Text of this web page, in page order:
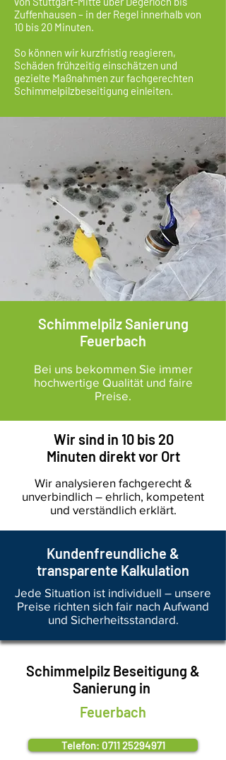
Zuffenhausen – in der Regel innerhalb von
10 bis 20 Minuten.
So können wir kurzfristig reagieren,
Schäden frühzeitig einschätzen und
gezielte Maßnahmen zur fachgerechten
Schimmelpilzbeseitigung einleiten.
Schimmelpilz Sanierung
Feuerbach
Bei uns bekommen Sie immer
hochwertige Qualität und faire
Preise.
Wir sind in 10 bis 20
Minuten direkt vor Ort
Wir analysieren fachgerecht &
unverbindlich – ehrlich, kompetent
und verständlich erklärt.
Kundenfreundliche &
transparente Kalkulation
Jede Situation ist individuell – unsere
Preise richten sich fair nach Aufwand
und Sicherheitsstandard.
Schimmelpilz Beseitigung &
Sanierung in
Feuerbach
Telefon: 0711 25294971